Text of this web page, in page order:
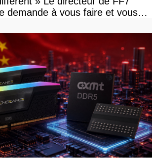
demande à vous faire et vous